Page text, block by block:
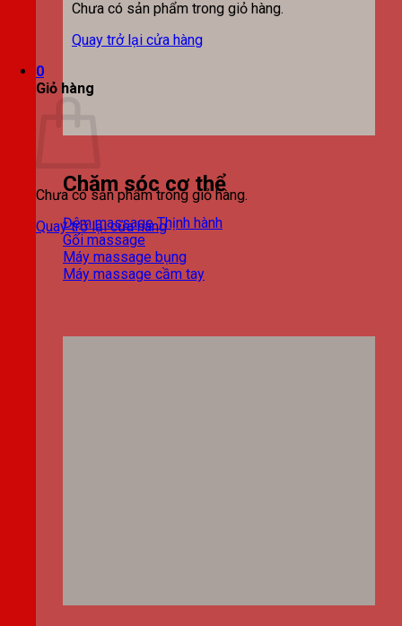
Chưa có sản phẩm trong giỏ hàng.
Quay trở lại cửa hàng
0
Giỏ hàng
Chưa có sản phẩm trong giỏ hàng.
Quay trở lại cửa hàng
Chăm sóc cơ thể
Đệm massage
Gối massage
Máy massage bụng
Máy massage cầm tay